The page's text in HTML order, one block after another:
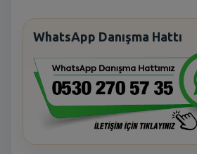
WhatsApp Danışma Hattı